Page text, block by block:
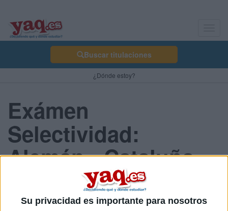
Su privacidad es importante para nosotros
Buscar titulaciones
¿Dónde estoy?
Exámen
Selectividad:
Alemán - Cataluña
2013 Junio